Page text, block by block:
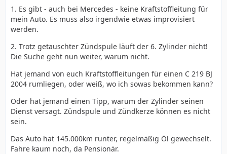
1. Es gibt - auch bei Mercedes - keine Kraftstoffleitung für
mein Auto. Es muss also irgendwie etwas improvisiert
werden.
2. Trotz getauschter Zündspule läuft der 6. Zylinder nicht!
Die Suche geht nun weiter, warum nicht.
Hat jemand von euch Kraftstoffleitungen für einen C 219 BJ
2004 rumliegen, oder weiß, wo ich sowas bekommen kann?
Oder hat jemand einen Tipp, warum der Zylinder seinen
Dienst versagt. Zündspule und Zündkerze können es nicht
sein.
Das Auto hat 145.000km runter, regelmäßig Öl gewechselt.
Fahre kaum noch, da Pensionär.